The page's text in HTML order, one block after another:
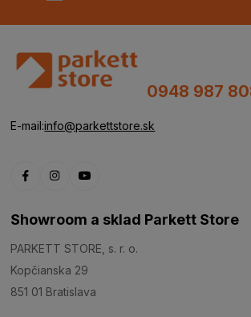
0948 987
E-mail:info@parkettstore.sk
Showroom a sklad Parkett Store
PARKETT STORE, s. r. o.
Kopčianska 29
851 01 Bratislava